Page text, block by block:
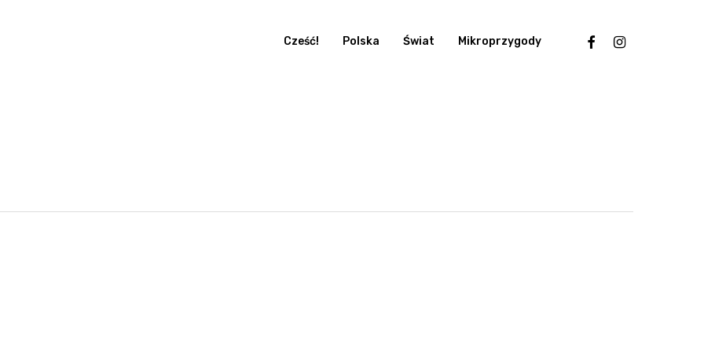
Cześć! Polska Świat Mikroprzygody facebookinstagram